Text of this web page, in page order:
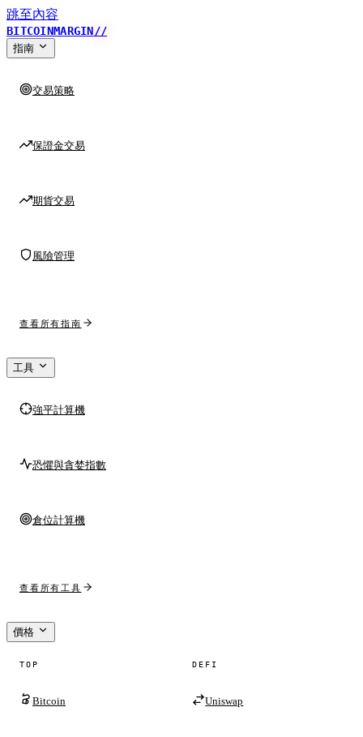
跳至內容
BITCOINMARGIN//
指南
交易策略
保證金交易
期貨交易
風險管理
查看所有指南
工具
強平計算機
恐懼與貪婪指數
倉位計算機
查看所有工具
價格
TOP
Bitcoin
DEFI
Uniswap